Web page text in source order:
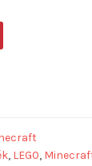
, LEGO,